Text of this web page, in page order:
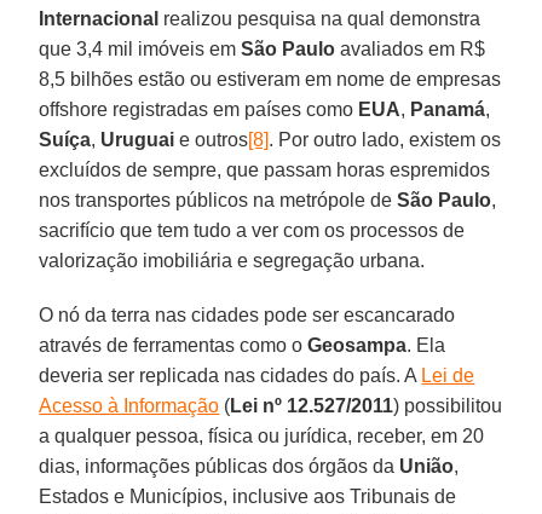
Internacional realizou pesquisa na qual demonstra
que 3,4 mil imóveis emSão Paulo avaliados em R$
8,5 bilhões estão ou estiveram em nome de empresas
offshore registradas em países como EUA, Panamá,
Suíça, Uruguai e outros[8]. Por outro lado, existem os
excluídos de sempre, que passam horas espremidos
nos transportes públicos na metrópole deSão Paulo,
sacrifício que tem tudo a ver com os processos de
valorização imobiliária e segregação urbana.
O nó da terra nas cidades pode ser escancarado
através de ferramentas como oGeosampa. Ela
deveria ser replicada nas cidades do país. A Lei de
Acesso à Informação (Lei nº 12.527/2011) possibilitou
a qualquer pessoa, física ou jurídica, receber, em 20
dias, informações públicas dos órgãos da União,
Estados e Municípios, inclusive aos Tribunais de